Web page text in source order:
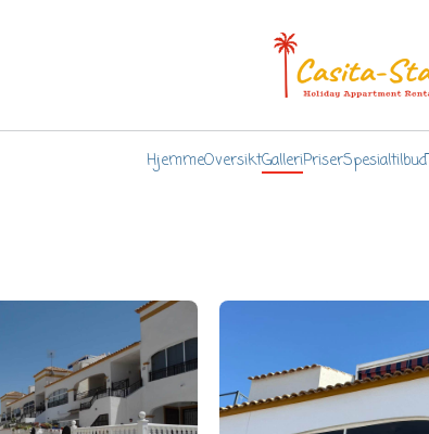
HjemmeOversiktGalleriPriserSpesialtilbud